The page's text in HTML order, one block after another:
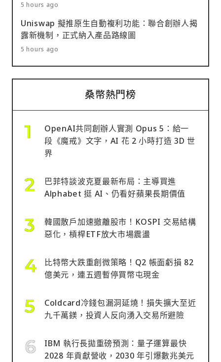
5 hours ago
Uniswap 擬推原生自動複利功能：聯合創辦人揭
露新機制，正式納入產品路線圖
5 hours ago
桑幣熱門榜
OpenAI共同創辦人實測 Opus 5：給一
段《魔戒》文字，AI 花 2 小時打造 3D 世
界
巴菲特談波克夏最新布局：主導買進
Alphabet 挺 AI、仍看好蘋果長期價值
韓國散戶加速撤離股市！KOSPI 交易結構
惡化，槓桿ETF放大市場震盪
比特幣大跌重創微策略！Q2 帳面虧損 82
億美元，連五週暫停買幣屯現金
Coldcard冷錢包漏洞延燒！損失擴大至近
九千萬鎂，投資人反向湧入交易所避險
IBM 執行長拋重磅預測：量子運算最快
2028 年貢獻營收，2030 年引爆數兆美元